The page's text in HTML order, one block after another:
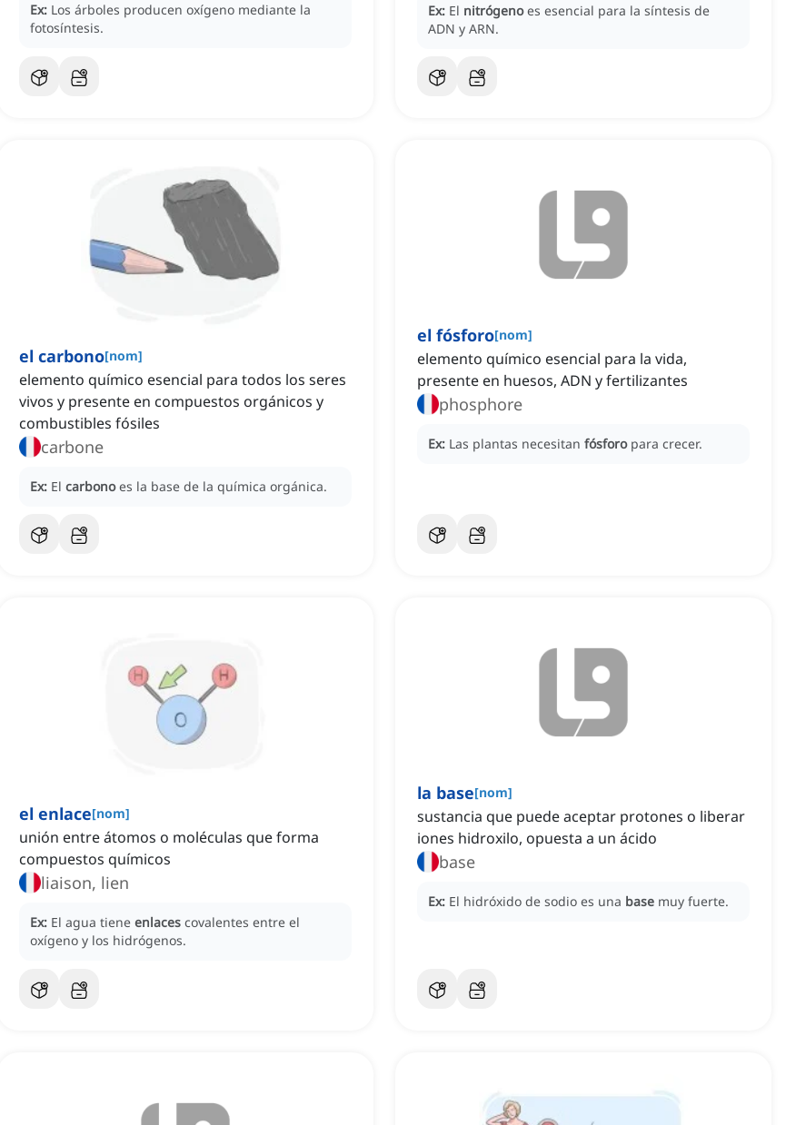
Ex: Los árboles producen oxígeno mediante la
fotosíntesis.
Ex: El nitrógeno es esencial para la síntesis de
ADN y ARN.
el carbono[nom]
elemento químico esencial para todos los seres
vivos y presente en compuestos orgánicos y
combustibles fósiles
carbone
Ex: El carbono es la base de la química orgánica.
el fósforo[nom]
elemento químico esencial para la vida,
presente en huesos, ADN y fertilizantes
phosphore
Ex: Las plantas necesitan fósforo para crecer.
el enlace[nom]
unión entre átomos o moléculas que forma
compuestos químicos
liaison, lien
Ex: El agua tiene enlaces covalentes entre el
oxígeno y los hidrógenos.
la base[nom]
sustancia que puede aceptar protones o liberar
iones hidroxilo, opuesta a un ácido
base
Ex: El hidróxido de sodio es una base muy fuerte.